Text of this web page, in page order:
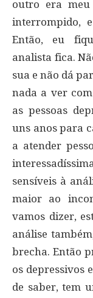
outro era
interrompido,
Então, eu
analista fica.
sua e não dá
nada a ver
as pessoas
uns anos para
a atender
sensíveis à
maior ao
vamos dizer,
análise
brecha. Então
os depressivos
de saber, tem